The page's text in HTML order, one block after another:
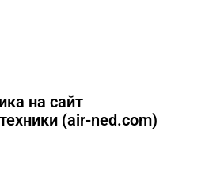
на сайт
(air-ned.com)